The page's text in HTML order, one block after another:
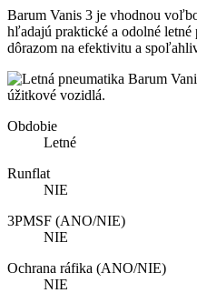
Barum Vanis 3 je vhodnou
hľadajú praktické a odolné
dôrazom na efektivitu a
Obdobie
Letné
Runflat
NIE
3PMSF (ANO/NIE)
NIE
Ochrana ráfika (ANO/NIE)
NIE